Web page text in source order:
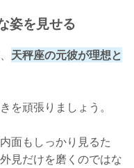
姿を見せる
天秤座の元彼が理想と
を頑張りましょう。
面もしっかり見るた
見だけを磨くのではな